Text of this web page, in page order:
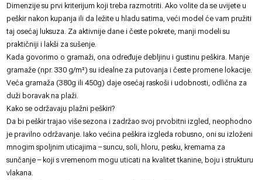
Dimenzije su prvi kriterijum koji treba razmotriti. Ako volite da se uvijete u
peškir nakon kupanja ili da ležite u hladu satima, veći model će vam pružiti
taj osećaj luksuza. Za aktivnije dane i česte pokrete, manji modeli su
praktičniji i lakši za sušenje.
Kada govorimo o gramaži, ona određuje debljinu i gustinu peškira. Manje
gramaže (npr. 330 g/m²) su idealne za putovanja i česte promene lokacije.
Veća gramaža (380g ili 450g) daje osećaj raskoši i udobnosti, odlična za
duži boravak na plaži.
Kako se održavaju plažni peškiri?
Da bi peškir trajao više sezona i zadržao svoj prvobitni izgled, neophodno
je pravilno održavanje. Iako većina peškira izgleda robusno, oni su izloženi
mnogim spoljnim uticajima – suncu, soli, hloru, pesku, kremama za
sunčanje – koji s vremenom mogu uticati na kvalitet tkanine, boju i strukturu
vlakana.